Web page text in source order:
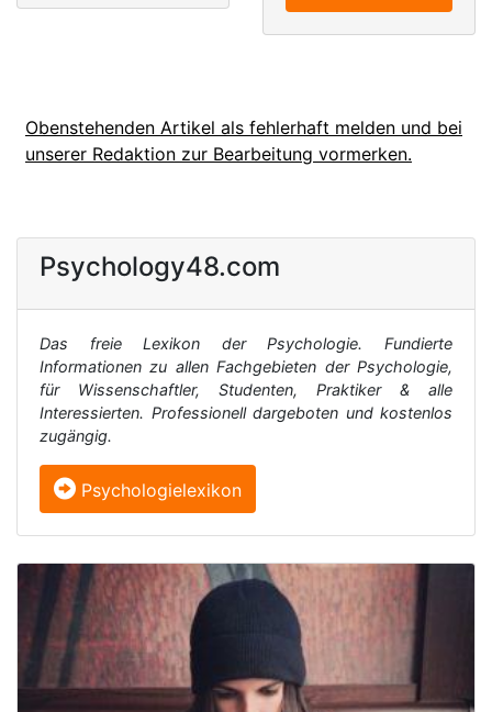
Obenstehenden Artikel als fehlerhaft melden und bei
unserer Redaktion zur Bearbeitung vormerken.
Psychology48.com
Das freie Lexikon der Psychologie. Fundierte
Informationen zu allen Fachgebieten der Psychologie,
für Wissenschaftler, Studenten, Praktiker & alle
Interessierten. Professionell dargeboten und kostenlos
zugängig.
Psychologielexikon